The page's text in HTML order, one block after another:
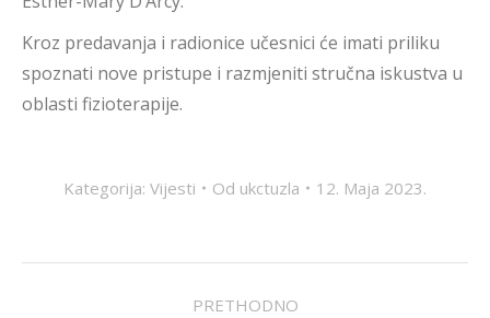
Kroz predavanja i radionice učesnici će imati priliku
spoznati nove pristupe i razmjeniti stručna iskustva u
oblasti fizioterapije.
Kategorija: Vijesti Od ukctuzla 12. Maja 2023.
PRETHODNO